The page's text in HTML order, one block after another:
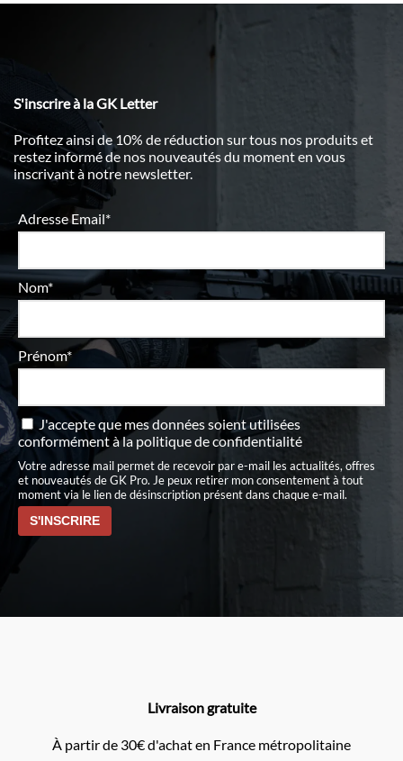
S'inscrire à la GK Letter
Profitez ainsi de 10% de réduction sur tous nos produits et
restez informé de nos nouveautés du moment en vous
inscrivant à notre newsletter.
Adresse Email*
Nom*
Prénom*
J'accepte que mes données soient utilisées
conformément àla politique de confidentialité
Votre adresse mail permet de recevoir par e-mail les actualités, offres
et nouveautés de GK Pro. Je peux retirer mon consentement à tout
moment via le lien de désinscription présent dans chaque e-mail.
Livraison gratuite
À partir de 30€ d'achat en France métropolitaine